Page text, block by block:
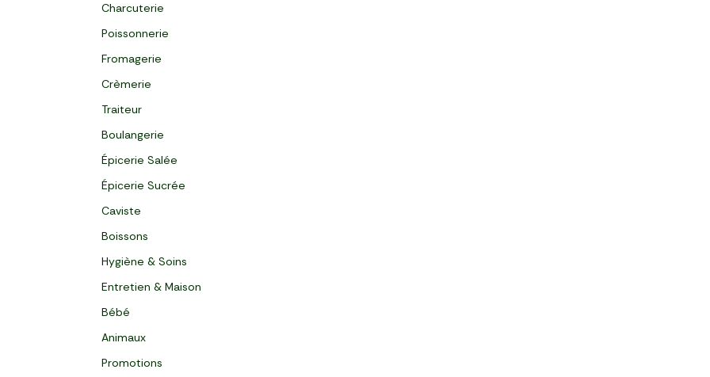
Charcuterie
Poissonnerie
Fromagerie
Crèmerie
Traiteur
Boulangerie
Épicerie Salée
Épicerie Sucrée
Caviste
Boissons
Hygiène & Soins
Entretien & Maison
Bébé
Animaux
Promotions